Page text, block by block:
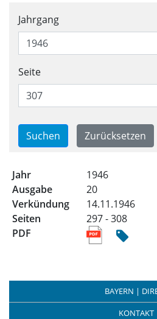
Suchformular
Jahrgang
Seite
Trefferliste für
1946
20
14.11.1946
297 - 308
BAYERN |
KONTAKT